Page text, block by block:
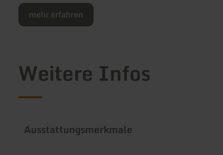
mehr erfahren
Weitere Infos
Ausstattungsmerkmale